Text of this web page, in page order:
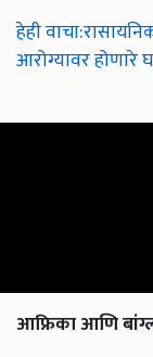
हेही
आरोग्यावर होणारे
आफ्रिका आणि